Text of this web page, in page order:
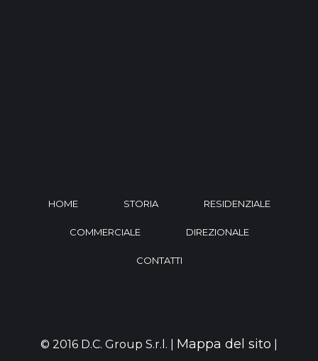
HOME STORIA RESIDENZIALE
COMMERCIALE DIREZIONALE
CONTATTI
© 2016 D.C. Group S.r.l. | Mappa del sito